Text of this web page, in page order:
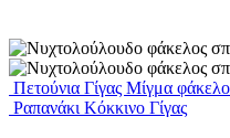
Πετούνια Γίγας Μίγμα
Ραπανάκι Κόκκινο Γίγας